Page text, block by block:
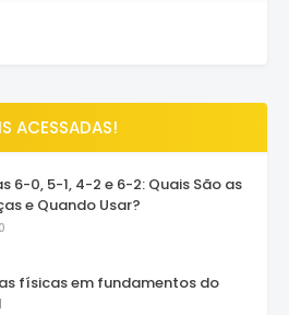
ACESSADAS!
6-0, 5-1, 4-2 e 6-2: Quais São as
e Quando Usar?
físicas em fundamentos do